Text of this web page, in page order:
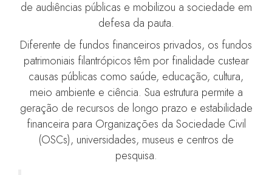
de audiências públicas e mobilizou a sociedade em
defesa da pauta.
Diferente de fundos financeiros privados, os fundos
patrimoniais filantrópicos têm por finalidade custear
causas públicas como saúde, educação, cultura,
meio ambiente e ciência. Sua estrutura permite a
geração de recursos de longo prazo e estabilidade
financeira para Organizações da Sociedade Civil
(OSCs), universidades, museus e centros de
pesquisa.